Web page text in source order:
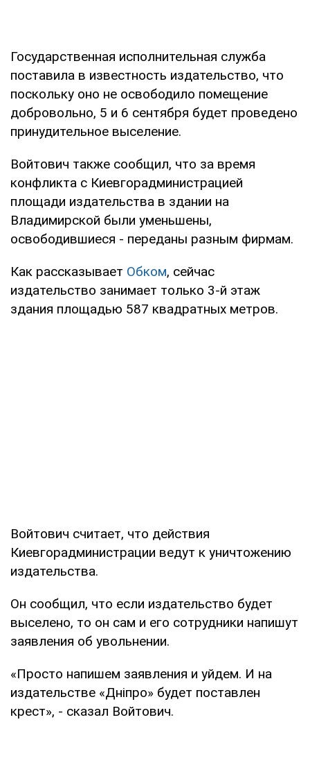
Государственная исполнительная служба
поставила в известность издательство, что
поскольку оно не освободило помещение
добровольно, 5 и 6 сентября будет проведено
принудительное выселение.
Войтович также сообщил, что за время
конфликта с Киевгорадминистрацией
площади издательства в здании на
Владимирской были уменьшены,
освободившиеся - переданы разным фирмам.
Как рассказывает Обком, сейчас
издательство занимает только 3-й этаж
здания площадью 587 квадратных метров.
Войтович считает, что действия
Киевгорадминистрации ведут к уничтожению
издательства.
Он сообщил, что если издательство будет
выселено, то он сам и его сотрудники напишут
заявления об увольнении.
«Просто напишем заявления и уйдем. И на
издательстве «Дніпро» будет поставлен
крест», - сказал Войтович.